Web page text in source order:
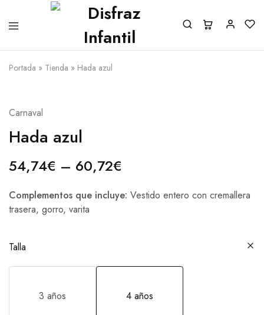
Portada » Tienda » Hada azul
Carnaval
Hada azul
54,74€ – 60,72€
Complementos que incluye: Vestido entero con cremallera
trasera, gorro, varita
Talla
3 años 4 años